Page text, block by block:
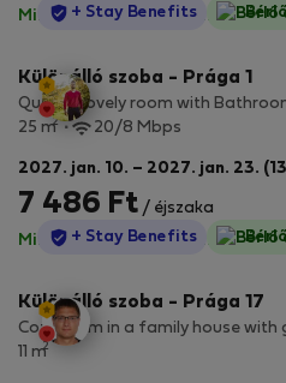
Minden díj benne van·Nincs
StayProtection
+ Stay Benefits
Különálló szoba - Prága 1
Quaint Lovely room with
25 m2 20/8 Mbps
2027. jan. 10. – 2027. jan. 23.
7 486 Ft / éjszaka
Minden díj benne van·Nincs
StayProtection
+ Stay Benefits
Különálló szoba - Prága 17
Cozy room in a family house with
11 m2